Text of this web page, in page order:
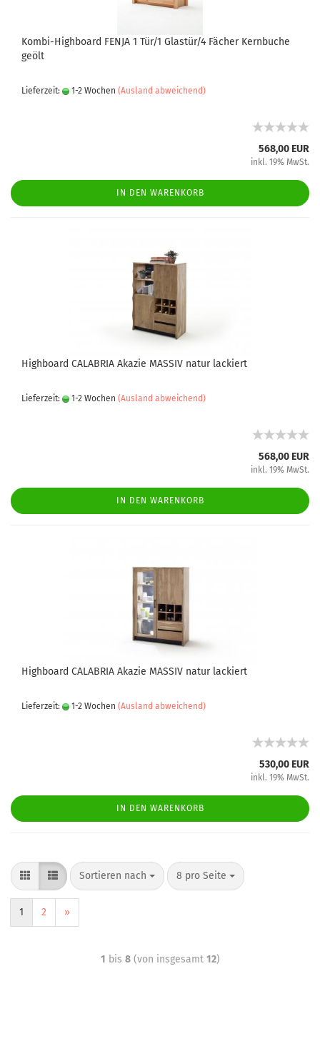
Kombi-Highboard FENJA 1 Tür/1 Glastür/4 Fächer Kernbuche
geölt
Lieferzeit: 1-2 Wochen (Ausland abweichend)
568,00 EUR
inkl. 19% MwSt.
IN DEN WARENKORB
Highboard CALABRIA Akazie MASSIV natur lackiert
Lieferzeit: 1-2 Wochen (Ausland abweichend)
568,00 EUR
inkl. 19% MwSt.
IN DEN WARENKORB
Highboard CALABRIA Akazie MASSIV natur lackiert
Lieferzeit: 1-2 Wochen (Ausland abweichend)
530,00 EUR
inkl. 19% MwSt.
IN DEN WARENKORB
Sortieren nach 8 pro Seite
1 2 »
1 bis 8(von insgesamt 12)